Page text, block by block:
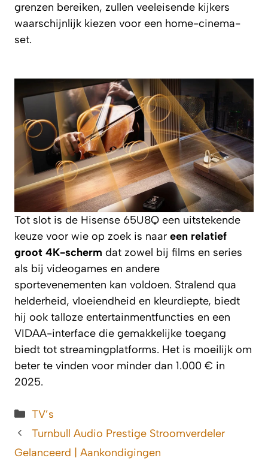
grenzen bereiken, zullen veeleisende kijkers
waarschijnlijk kiezen voor een home-cinema-
set.
Tot slot is de Hisense 65U8Q een uitstekende
keuze voor wie op zoek is naar een relatief
groot 4K-scherm dat zowel bij films en series
als bij videogames en andere
sportevenementen kan voldoen. Stralend qua
helderheid, vloeiendheid en kleurdiepte, biedt
hij ook talloze entertainmentfuncties en een
VIDAA-interface die gemakkelijke toegang
biedt tot streamingplatforms. Het is moeilijk om
beter te vinden voor minder dan 1.000 € in
2025.
Categorieën
TV’s
Turnbull Audio Prestige Stroomverdeler
Gelanceerd | Aankondigingen